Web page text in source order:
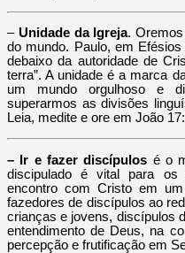
– Unidade da Igreja.
do mundo. Paulo, em
debaixo da autoridade de
terra”. A unidade é a marca
um mundo orgulhoso e
superarmos as divisões
Leia, medite e ore em João
– Ir e fazer discípulos é o
discipulado é vital para os
encontro com Cristo em
fazedores de discípulos ao
crianças e jovens, discípulos
entendimento de Deus, na
percepção e frutificação em